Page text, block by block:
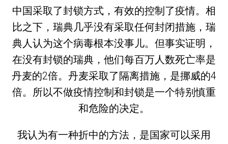
中国采取了封锁方式，有效的控制了疫情。相
比之下，瑞典几乎没有采取任何封闭措施，瑞
典人认为这个病毒根本没事儿。但事实证明，
在没有封锁的瑞典，他们每百万人数死亡率是
丹麦的2倍。丹麦采取了隔离措施，是挪威的4
倍。所以不做疫情控制和封锁是一个特别慎重
和危险的决定。
我认为有一种折中的方法，是国家可以采用